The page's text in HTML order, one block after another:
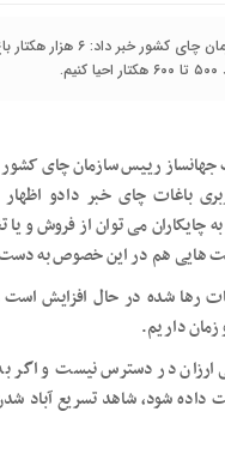
حبیب جهانساز،رییس سازمان چای
جهانساز رییس سازمان چای
باغات چای خبر دادو
چایکاران می توان از فروش و یا
هایی هم در این خصوص به دست
رها شده در حال افزایش است
زمان داریم.
ارزان در دسترس نیست و اگر به
داده شود، شاهد تسریع آباد